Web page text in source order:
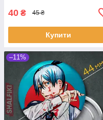
40 ₴ 45 ₴
Купити
–11%